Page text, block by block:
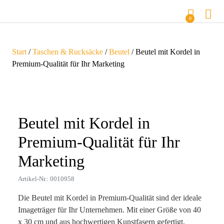
0
Start /Taschen & Rucksäcke /Beutel / Beutel mit Kordel in
Premium-Qualität für Ihr Marketing
Beutel mit Kordel in
Premium-Qualität für Ihr
Marketing
Artikel-Nr.: 0010958
Die Beutel mit Kordel in Premium-Qualität sind der ideale
Imageträger für Ihr Unternehmen. Mit einer Größe von 40
x 30 cm und aus hochwertigen Kunstfasern gefertigt,